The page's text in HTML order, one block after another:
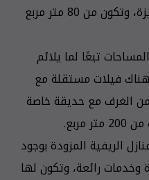
الأفراد ومساحات خضراء مميزة، وتكون من 80 متر مربع
تبعًا لما يلائم
هناك فيلات مستقلة مع
من الغرف مع حديقة خاصة
الريفية المزودة بوجود
رائعة، وتكون لها